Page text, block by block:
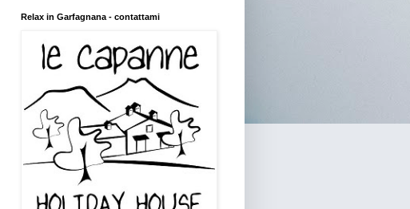
Relax in Garfagnana - contattami